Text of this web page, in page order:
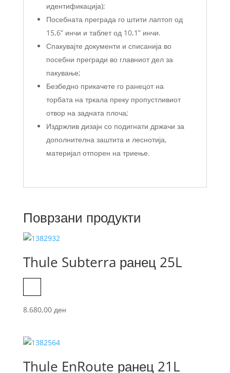
идентификација);
Посебната преграда го штити лаптоп од
15,6” инчи и таблет од 10,1” инчи.
Спакувајте документи и списанија во
посебни прегради во главниот дел за
пакување;
Безбедно прикачете го ранецот на
торбата на тркала преку пропустливиот
отвор на задната плоча;
Издржлив дизајн со подигнати држачи за
дополнителна заштита и леснотија,
материјал отпорен на триење.
Поврзани продукти
Thule Subterra ранец 25L
8.680,00 ден
Thule EnRoute ранец 21L